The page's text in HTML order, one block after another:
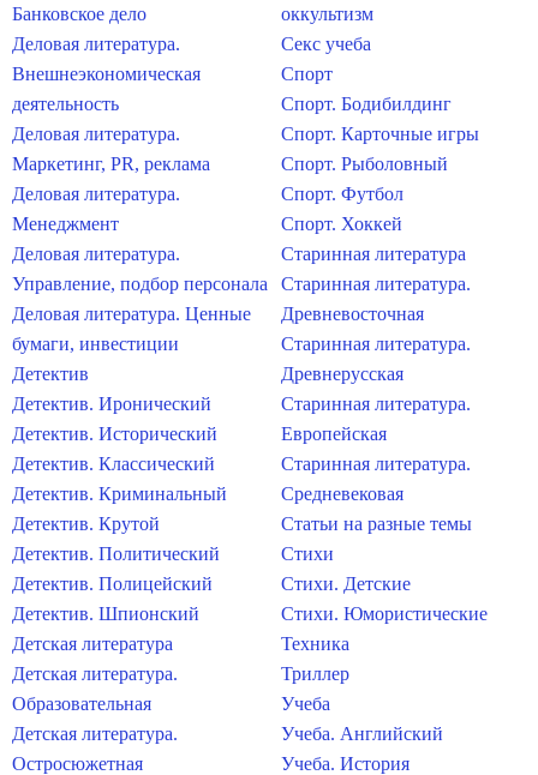
Банковское дело
Деловая литература.
Внешнеэкономическая
деятельность
Деловая литература.
Маркетинг, PR, реклама
Деловая литература.
Менеджмент
Деловая литература.
Управление, подбор персонала
Деловая литература. Ценные
бумаги, инвестиции
Детектив
Детектив. Иронический
Детектив. Исторический
Детектив. Классический
Детектив. Криминальный
Детектив. Крутой
Детектив. Политический
Детектив. Полицейский
Детектив. Шпионский
Детская литература
Детская литература.
Образовательная
Детская литература.
Остросюжетная
оккультизм
Секс учеба
Спорт
Спорт. Бодибилдинг
Спорт. Карточные игры
Спорт. Рыболовный
Спорт. Футбол
Спорт. Хоккей
Старинная литература
Старинная литература.
Древневосточная
Старинная литература.
Древнерусская
Старинная литература.
Европейская
Старинная литература.
Средневековая
Статьи на разные темы
Стихи
Стихи. Детские
Стихи. Юмористические
Техника
Триллер
Учеба
Учеба. Английский
Учеба. История